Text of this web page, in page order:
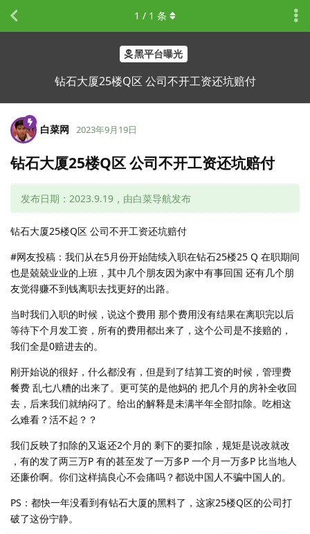
黑平台曝光
钻石大厦25楼Q区 公司不开工资还坑赔付
1 / 1 条
白菜网 2023年9月19日
钻石大厦25楼Q区 公司不开工资还坑赔付
发布日期：2023.9.19，由白菜导航发布
钻石大厦25楼Q区 公司不开工资还坑赔付
#网友投稿：我们从在5月份开始陆续入职在钻石25楼25 Q 在职期间
也是兢兢业业的上班，其中几个朋友因为家中有事回国 还有几个朋
友觉得赚不到钱离职去找更好的出路。
当时我们入职的时候，说这个费用 那个费用没有结果在离职完以后
等待下个月发工资，所有的费用都出来了，这个公司是不接赔的，
我们全是0赔进去的。
刚开始说的很好，什么都没有，但是到了结算工资的时候，管理费
餐费 乱七八糟的出来了。更可笑的是他妈的 把几个月的房补全收回
去，后来我们就纳闷了。给出的解释是未满半年全部扣除。吃相这
么难看？活不起？？
我们反映了扣除的又返还2个月的 剩下的要扣除，规矩是说改就改
，有的发了两三万P 有的甚至发了一万多P 一个月一万多P 比当地人
还廉价啊。你们这样搞良心不会痛吗？都说中国人不骗中国人的。
PS：都快一年没看到有钻石大厦的黑料了，这家25楼Q区的公司打
破了这份宁静。